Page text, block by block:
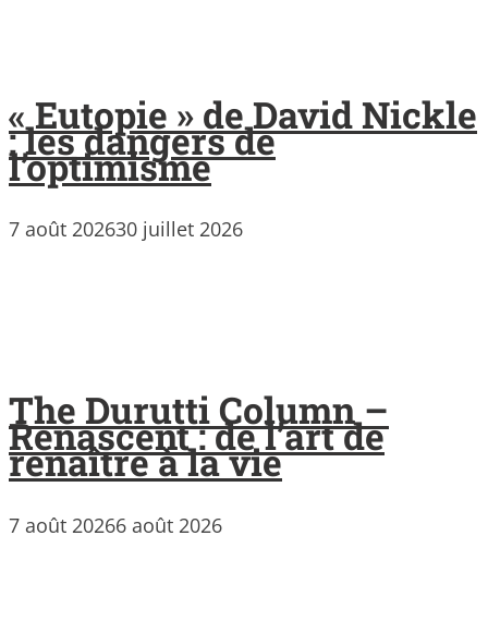
« Eutopie » de David Nickle
: les dangers de
l’optimisme
7 août 202630 juillet 2026
The Durutti Column –
Renascent : de l’art de
renaître à la vie
7 août 20266 août 2026